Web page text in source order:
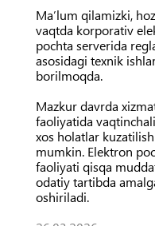
Ma’lum qilamizki,
vaqtda korporativ
pochta serverida
asosidagi texnik
borilmoqda.
Mazkur davrda
faoliyatida
xos holatlar
mumkin. Elektron
faoliyati qisqa
odatiy tartibda
oshiriladi.